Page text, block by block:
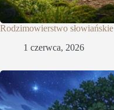
Rodzimowierstwo słowiańskie
1 czerwca, 2026